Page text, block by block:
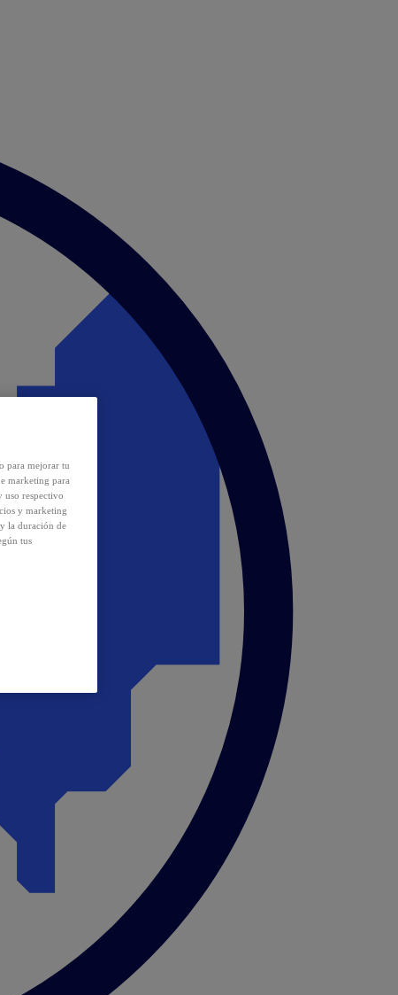
para mejorar tu
marketing para
uso respectivo
y marketing
la duración de
tus